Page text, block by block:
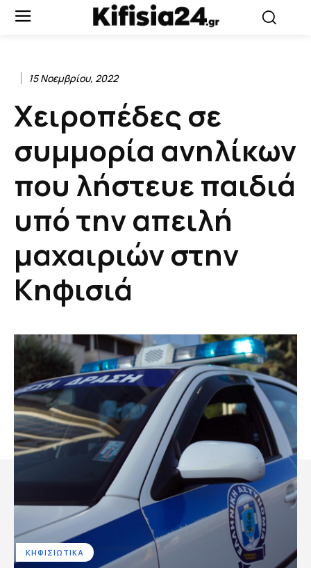
15 Νοεμβρίου, 2022
Χειροπέδες σε
συμμορία ανηλίκων
που λήστευε παιδιά
υπό την απειλή
μαχαιριών στην
Κηφισιά
ΚΗΦΙΣΙΩΤΙΚΑ